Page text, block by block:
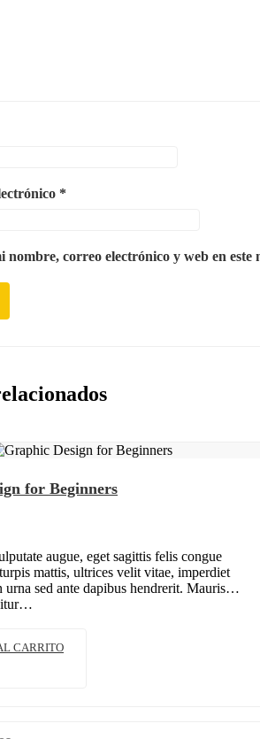
*
nombre, correo electrónico y web en
for Beginners
augue, eget sagittis felis congue
mattis, ultrices velit vitae, imperdiet
urna sed ante dapibus hendrerit. Mauris
CARRITO